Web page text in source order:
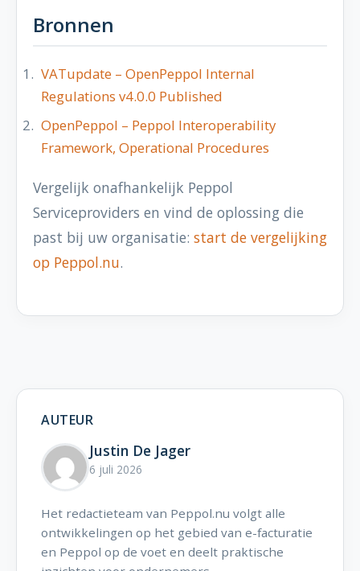
Bronnen
VATupdate – OpenPeppol Internal
Regulations v4.0.0 Published
OpenPeppol – Peppol Interoperability
Framework, Operational Procedures
Vergelijk onafhankelijk Peppol
Serviceproviders en vind de oplossing die
past bij uw organisatie: start de vergelijking
op Peppol.nu.
AUTEUR
Justin De Jager
6 juli 2026
Het redactieteam van Peppol.nu volgt alle
ontwikkelingen op het gebied van e-facturatie
en Peppol op de voet en deelt praktische